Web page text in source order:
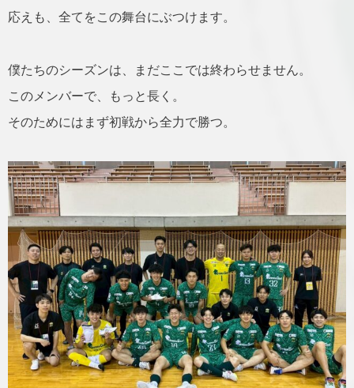
応えも、全てをこの舞台にぶつけます。
僕たちのシーズンは、まだここでは終わらせません。
このメンバーで、もっと長く。
そのためにはまず初戦から全力で勝つ。